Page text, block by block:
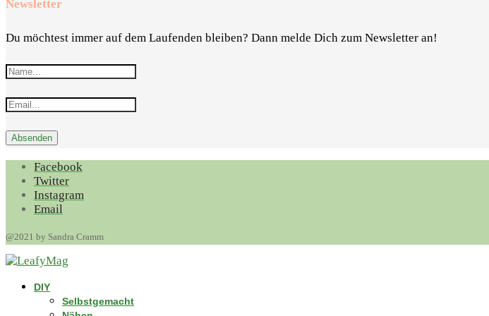
Newsletter
Du möchtest immer auf dem Laufenden bleiben? Dann melde Dich zum Newsletter an!
Facebook
Twitter
Instagram
Email
@2021 by Sandra Cramm
DIY
Selbstgemacht